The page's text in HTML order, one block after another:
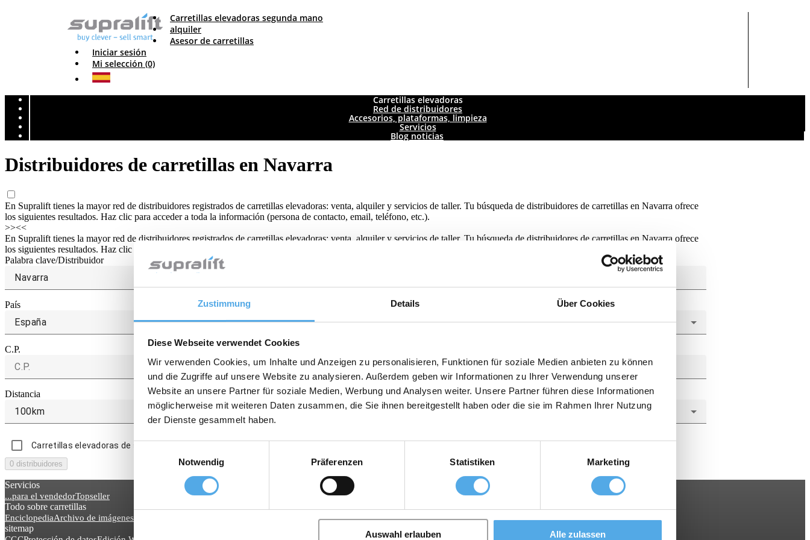
Zustimmung Details Über Cookies
Diese Webseite verwendet Cookies
Wir verwenden Cookies, um Inhalte und Anzeigen zu personalisieren, Funktionen für soziale Medien anbieten zu können
und die Zugriffe auf unsere Website zu analysieren. Außerdem geben wir Informationen zu Ihrer Verwendung unserer
Website an unsere Partner für soziale Medien, Werbung und Analysen weiter. Unsere Partner führen diese Informationen
möglicherweise mit weiteren Daten zusammen, die Sie ihnen bereitgestellt haben oder die sie im Rahmen Ihrer Nutzung
der Dienste gesammelt haben.
Einwilligungsauswahl
Notwendig
Präferenzen Statistiken Marketing
Auswahl erlauben Alle zulassen
Carretillas elevadoras segunda mano
alquiler
Asesor de carretillas
Iniciar sesión
Mi selección (0)
Carretillas elevadoras
Red de distribuidores
Accesorios, plataformas, limpieza
Servicios
Blog noticias
Distribuidores de carretillas en Navarra
En Supralift tienes la mayor red de distribuidores registrados de carretillas elevadoras: venta, alquiler y servicios de taller. Tu búsqueda de distribuidores de carretillas en Navarra ofrece
los siguientes resultados. Haz clic para acceder a toda la información (persona de contacto, email, teléfono, etc.).
>><<
En Supralift tienes la mayor red de distribuidores registrados de carretillas elevadoras: venta, alquiler y servicios de taller. Tu búsqueda de distribuidores de carretillas en Navarra ofrece
los siguientes resultados. Haz clic para acceder a toda la información (persona de contacto, email, teléfono, etc.).
Palabra clave/Distribuidor
País
España
C.P.
Distancia
100km
Carretillas elevadoras de segunda mano
0 distribuidores
Servicios
...para el vendedorTopseller
Todo sobre carretillas
EnciclopediaArchivo de imágenes
sitemap